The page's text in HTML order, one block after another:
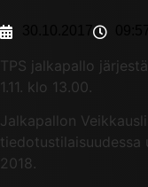
TPS jalkapallo
1.11. klo 13.00.
Jalkapallon
tiedotustilaisuudessa
2018.